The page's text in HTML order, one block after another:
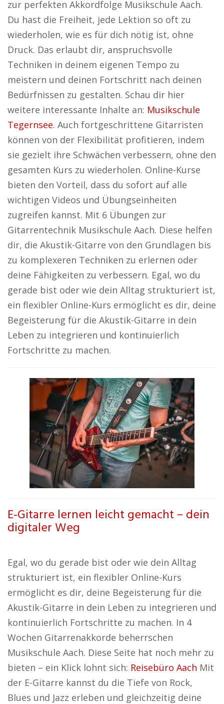
zur perfekten Akkordfolge Musikschule Aach.
Du hast die Freiheit, jede Lektion so oft zu
wiederholen, wie es für dich nötig ist, ohne
Druck. Das erlaubt dir, anspruchsvolle
Techniken in deinem eigenen Tempo zu
meistern und deinen Fortschritt nach deinen
Bedürfnissen zu gestalten. Schau dir hier
weitere interessante Inhalte an: Musikschule
Tegernsee. Auch fortgeschrittene Gitarristen
können von der Flexibilität profitieren, indem
sie gezielt ihre Schwächen verbessern, ohne den
gesamten Kurs zu wiederholen. Online-Kurse
bieten den Vorteil, dass du sofort auf alle
wichtigen Videos und Übungseinheiten
zugreifen kannst. Mit 6 Übungen zur
Gitarrentechnik Musikschule Aach. Diese helfen
dir, die Akustik-Gitarre von den Grundlagen bis
zu komplexeren Techniken zu erlernen oder
deine Fähigkeiten zu verbessern. Egal, wo du
gerade bist oder wie dein Alltag strukturiert ist,
ein flexibler Online-Kurs ermöglicht es dir, deine
Begeisterung für die Akustik-Gitarre in dein
Leben zu integrieren und kontinuierlich
Fortschritte zu machen.
E-Gitarre lernen leicht gemacht – dein
digitaler Weg
Egal, wo du gerade bist oder wie dein Alltag
strukturiert ist, ein flexibler Online-Kurs
ermöglicht es dir, deine Begeisterung für die
Akustik-Gitarre in dein Leben zu integrieren und
kontinuierlich Fortschritte zu machen. In 4
Wochen Gitarrenakkorde beherrschen
Musikschule Aach. Diese Seite hat noch mehr zu
bieten – ein Klick lohnt sich: Reisebüro Aach Mit
der E-Gitarre kannst du die Tiefe von Rock,
Blues und Jazz erleben und gleichzeitig deine